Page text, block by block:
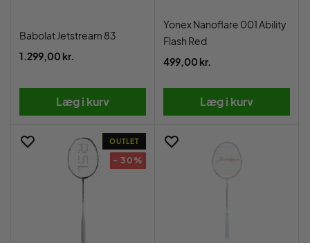
Babolat Jetstream 83
1.299,00 kr.
Læg i kurv
Yonex Nanoflare 001 Ability
Flash Red
499,00 kr.
Læg i kurv
OUTLET
- 30%